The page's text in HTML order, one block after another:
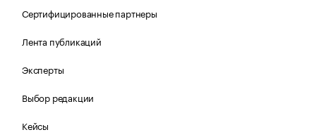
Сертифицированные партнеры
Лента публикаций
Эксперты
Выбор редакции
Кейсы